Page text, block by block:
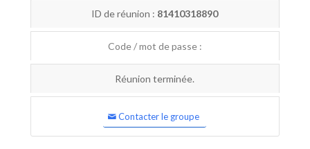
ID de réunion : 81410318890
Code / mot de passe :
Réunion terminée.
Contacter le groupe